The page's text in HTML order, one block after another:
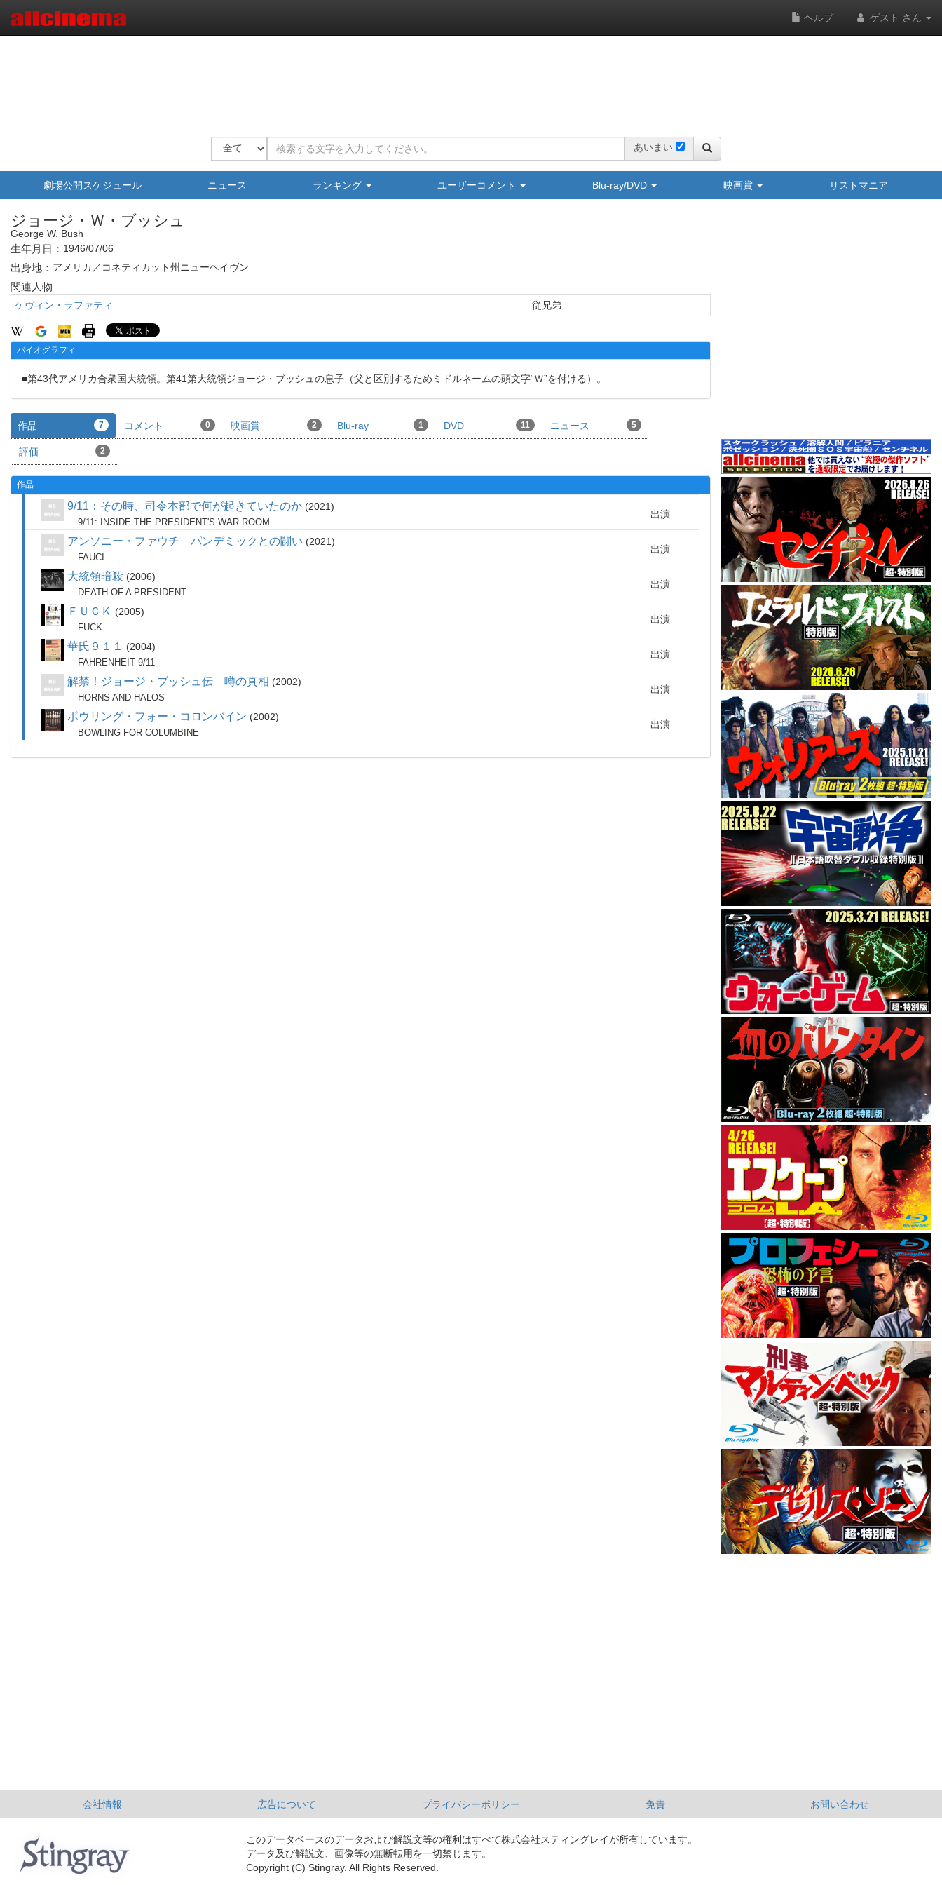
ヘルプ ゲスト さん
あいまい
劇場公開スケジュール ニュース ランキング ユーザーコメント Blu-ray/DVD 映画賞 リストマニア
ジョージ・Ｗ・ブッシュ
George W. Bush
生年月日： 1946/07/06
出身地： アメリカ／コネティカット州ニューヘイヴン
関連人物
ケヴィン・ラファティ 従兄弟
バイオグラフィ
■第43代アメリカ合衆国大統領。第41第大統領ジョージ・ブッシュの息子（父と区別するためミドルネームの頭文字“Ｗ”を付ける）。
作品 7 コメント 0 映画賞 2 Blu-ray 1 DVD 11 ニュース 5
評価 2
作品
9/11：その時、司令本部で何が起きていたのか 2021
9/11: INSIDE THE PRESIDENT'S WAR ROOM
出演
アンソニー・ファウチ パンデミックとの闘い 2021
FAUCI
出演
大統領暗殺 2006
DEATH OF A PRESIDENT
出演
ＦＵＣＫ 2005
FUCK
出演
華氏９１１ 2004
FAHRENHEIT 9/11
出演
解禁！ジョージ・ブッシュ伝 噂の真相 2002
HORNS AND HALOS
出演
ボウリング・フォー・コロンバイン 2002
BOWLING FOR COLUMBINE
出演
会社情報 広告について プライバシーポリシー 免責 お問い合わせ
このデータベースのデータおよび解説文等の権利はすべて株式会社スティングレイが所有しています。
データ及び解説文、画像等の無断転用を一切禁じます。
Copyright (C) Stingray. All Rights Reserved.